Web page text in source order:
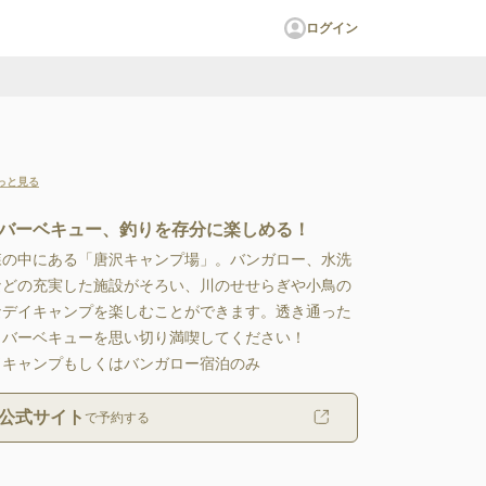
ログイン
と見る
ーベキュー、釣りを存分に楽しめる！
中にある「唐沢キャンプ場」。バンガロー、水洗
の充実した施設がそろい、川のせせらぎや小鳥の
イキャンプを楽しむことができます。透き通った
ーベキューを思い切り満喫してください！
ャンプもしくはバンガロー宿泊のみ
式サイト で予約する